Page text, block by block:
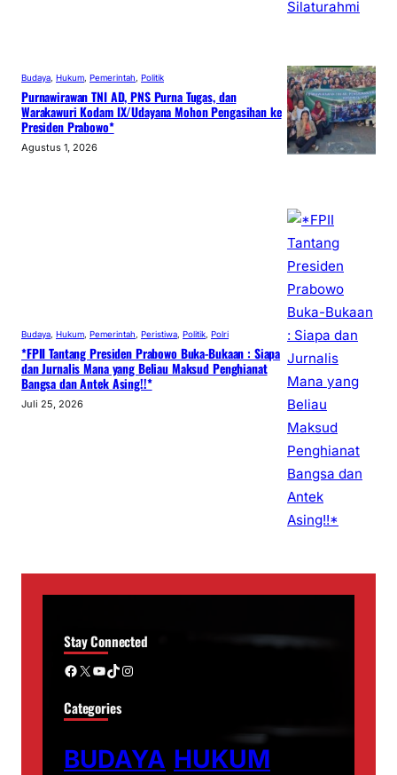
Budaya, Hukum, Pemerintah, Politik
Purnawirawan TNI AD, PNS Purna Tugas, dan
Warakawuri Kodam IX/Udayana Mohon Pengasihan ke
Presiden Prabowo*
Agustus 1, 2026
Budaya Hukum Pemerintah Peristiwa Politik Polri
*FPII Tantang Presiden Prabowo Buka-Bukaan : Siapa
dan Jurnalis Mana yang Beliau Maksud Penghianat
Bangsa dan Antek Asing!!*
Juli 25, 2026
Stay Connected
Facebook X YouTube TikTok Instagram
Categories
BUDAYA HUKUM